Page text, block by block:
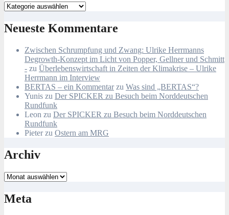
Kategorien
Neueste Kommentare
Zwischen Schrumpfung und Zwang: Ulrike Herrmanns
Degrowth-Konzept im Licht von Popper, Gellner und Schmitt
- zu Überlebenswirtschaft in Zeiten der Klimakrise – Ulrike
Herrmann im Interview
BERTAS – ein Kommentarzu Was sind „BERTAS“?
Yunis zu Der SPICKER zu Besuch beim Norddeutschen
Rundfunk
Leon zu Der SPICKER zu Besuch beim Norddeutschen
Rundfunk
Pieterzu Ostern am MRG
Archiv
Archiv
Meta